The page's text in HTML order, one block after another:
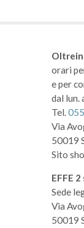
orari
e per
dal lun.
Tel.
Via
50019
Sito
EFFE 2
Sede
Via
50019